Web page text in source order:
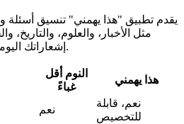
يقدم تطبيق "هذا يهمني" تنسيق أسئلة
مثل الأخبار، والعلوم،
إشعاراتك اليومية للبقاء على اتصال بالأخبار.
النوم أقل
غباءً
هذا يهمني
نعم
نعم، قابلة
للتخصيص